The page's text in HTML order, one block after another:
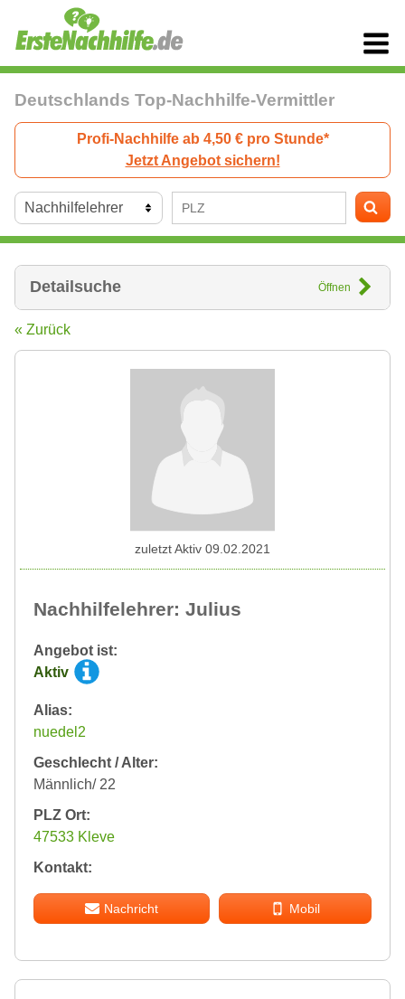
Deutschlands Top-Nachhilfe-Vermittler
Profi-Nachhilfe ab 4,50 € pro Stunde*
Jetzt Angebot sichern!
Detailsuche Öffnen
« Zurück
Nachhilfelehrer: Julius
Angebot ist:
Aktiv
Alias:
nuedel2
Geschlecht / Alter:
Männlich/ 22
PLZ Ort:
47533 Kleve
Kontakt:
Nachricht Mobil
zuletzt Aktiv 09.02.2021